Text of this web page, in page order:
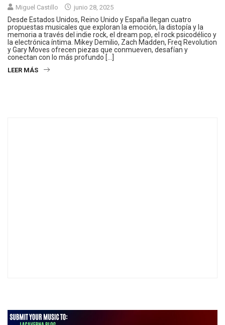
Miguel Castillo junio 28, 2025
Desde Estados Unidos, Reino Unido y España llegan cuatro
propuestas musicales que exploran la emoción, la distopía y la
memoria a través del indie rock, el dream pop, el rock psicodélico y
la electrónica íntima. Mikey Demilio, Zach Madden, Freq Revolution
y Gary Moves ofrecen piezas que conmueven, desafían y
conectan con lo más profundo […]
LEER MÁS